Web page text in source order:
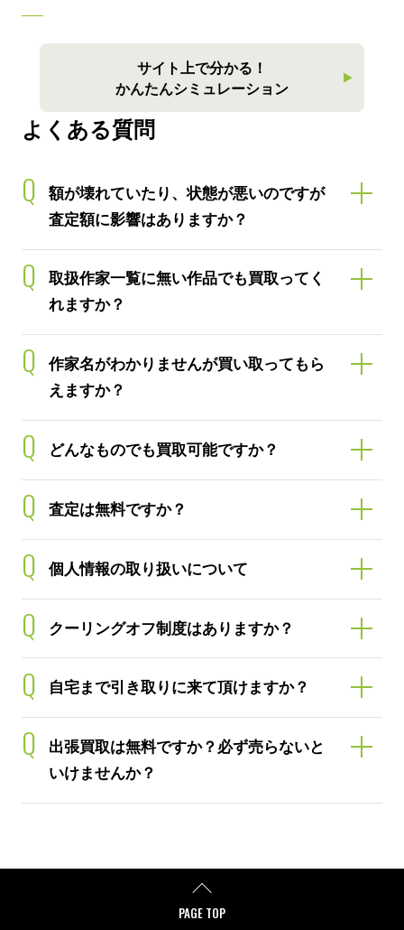
サイト上で分かる！
かんたんシミュレーション
よくある質問
Q
額が壊れていたり、状態が悪いのですが
査定額に影響はありますか？
Q
取扱作家一覧に無い作品でも買取ってく
れますか？
Q
作家名がわかりませんが買い取ってもら
えますか？
Q どんなものでも買取可能ですか？
Q 査定は無料ですか？
Q 個人情報の取り扱いについて
Q クーリングオフ制度はありますか？
Q 自宅まで引き取りに来て頂けますか？
Q
出張買取は無料ですか？必ず売らないと
いけませんか？
PAGE TOP